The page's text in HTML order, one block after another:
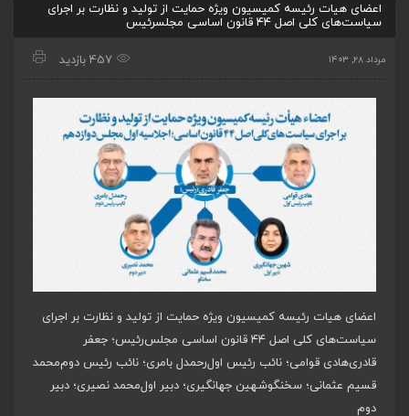
اعضای هیات رئیسه کمیسیون ویژه حمایت از تولید و نظارت بر اجرای
سیاست‌های کلی اصل ۴۴ قانون اساسی مجلسرئیس
مرداد ۲۸, ۱۴۰۳ 457 بازدید
اعضای هیات رئیسه کمیسیون ویژه حمایت از تولید و نظارت بر اجرای
سیاست‌های کلی اصل ۴۴ قانون اساسی مجلس
رئیس؛ جعفر
قادریهادی قوامی؛ نائب رئیس اولرحمدل بامری؛ نائب رئیس دوممحمد
قسیم عثمانی؛ سخنگوشهین جهانگیری؛ دبیر اولمحمد نصیری؛ دبیر
دوم